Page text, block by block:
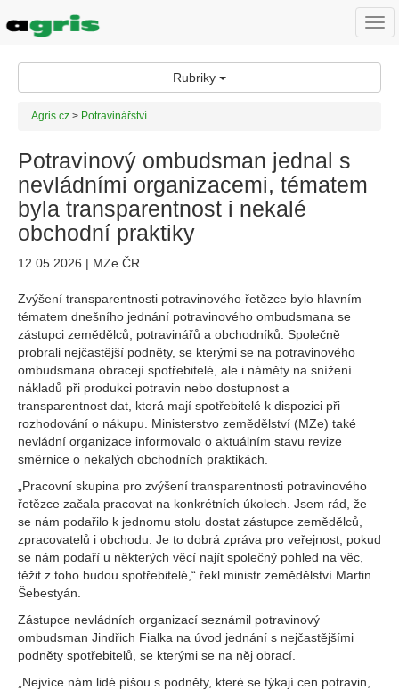
Rubriky
Agris.cz > Potravinářství
Potravinový ombudsman jednal s
nevládními organizacemi, tématem
byla transparentnost i nekalé
obchodní praktiky
12.05.2026 | MZe ČR
Zvýšení transparentnosti potravinového řetězce bylo hlavním
tématem dnešního jednání potravinového ombudsmana se
zástupci zemědělců, potravinářů a obchodníků. Společně
probrali nejčastější podněty, se kterými se na potravinového
ombudsmana obracejí spotřebitelé, ale i náměty na snížení
nákladů při produkci potravin nebo dostupnost a
transparentnost dat, která mají spotřebitelé k dispozici při
rozhodování o nákupu. Ministerstvo zemědělství (MZe) také
nevládní organizace informovalo o aktuálním stavu revize
směrnice o nekalých obchodních praktikách.
„Pracovní skupina pro zvýšení transparentnosti potravinového
řetězce začala pracovat na konkrétních úkolech. Jsem rád, že
se nám podařilo k jednomu stolu dostat zástupce zemědělců,
zpracovatelů i obchodu. Je to dobrá zpráva pro veřejnost, pokud
se nám podaří u některých věcí najít společný pohled na věc,
těžit z toho budou spotřebitelé,“ řekl ministr zemědělství Martin
Šebestyán.
Zástupce nevládních organizací seznámil potravinový
ombudsman Jindřich Fialka na úvod jednání s nejčastějšími
podněty spotřebitelů, se kterými se na něj obrací.
„Nejvíce nám lidé píšou s podněty, které se týkají cen potravin,